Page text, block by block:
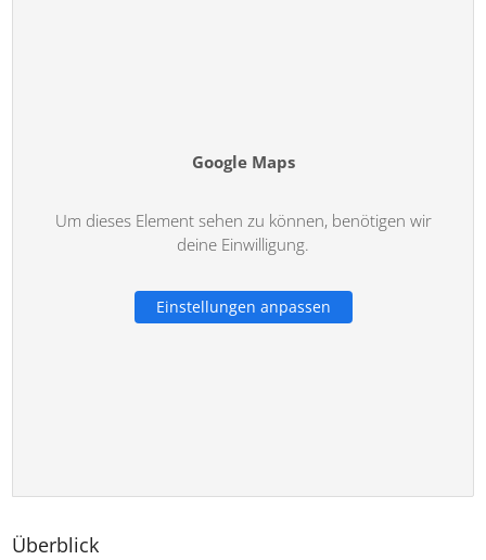
Google Maps
Um dieses Element sehen zu können, benötigen wir
deine Einwilligung.
Einstellungen anpassen
Überblick